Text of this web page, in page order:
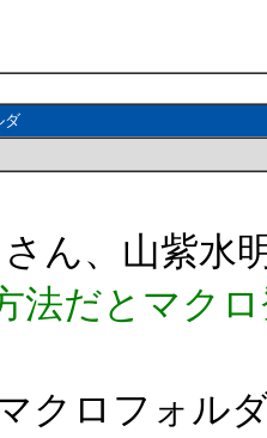
ダ
ん、山紫水
法だとマク
クロフォル